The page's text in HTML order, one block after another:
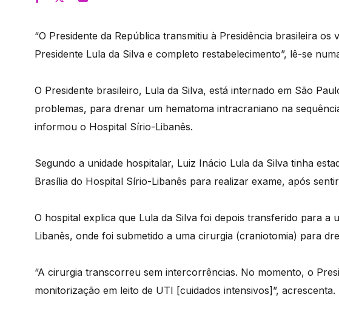
“O Presidente da República transmitiu à Presidência brasileira
Presidente Lula da Silva e completo restabelecimento”, lê-se
O Presidente brasileiro, Lula da Silva, está internado em São
problemas, para drenar um hematoma intracraniano na
informou o Hospital Sírio-Libanês.
Segundo a unidade hospitalar, Luiz Inácio Lula da Silva tinha
Brasília do Hospital Sírio-Libanês para realizar exame, após
O hospital explica que Lula da Silva foi depois transferido para a
Libanês, onde foi submetido a uma cirurgia (craniotomia) para
“A cirurgia transcorreu sem intercorrências. No momento, o
monitorização em leito de UTI [cuidados intensivos]”, acrescenta.